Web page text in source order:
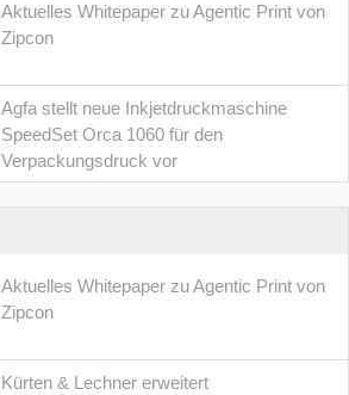
Aktuelles Whitepaper zu Agentic Print von
Zipcon
Agfa stellt neue Inkjetdruckmaschine
SpeedSet Orca 1060 für den
Verpackungsdruck vor
Aktuelles Whitepaper zu Agentic Print von
Zipcon
Kürten & Lechner erweitert